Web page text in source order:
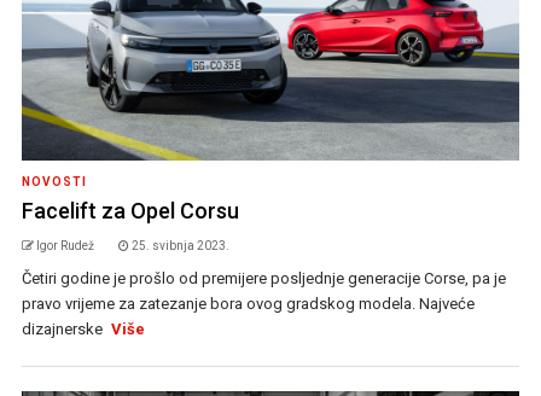
NOVOSTI
Facelift za Opel Corsu
Igor Rudež 25. svibnja 2023.
Četiri godine je prošlo od premijere posljednje generacije Corse, pa je
pravo vrijeme za zatezanje bora ovog gradskog modela. Najveće
dizajnerske Više